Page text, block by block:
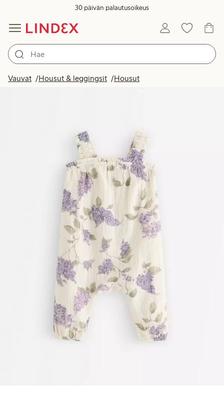
30 päivän palautusoikeus
Vauvat Housut & leggingsit Housut